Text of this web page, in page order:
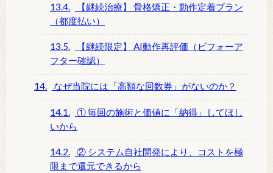
13.4.
【継続治療】 骨格矯正・動作定着プラン
（都度払い）
13.5.
【継続限定】 AI動作再評価（ビフォーア
フター確認）
14. なぜ当院には「高額な回数券」がないのか？
14.1.
① 毎回の施術と価値に「納得」してほし
いから
14.2.
② システム自社開発により、コストを極
限まで還元できるから